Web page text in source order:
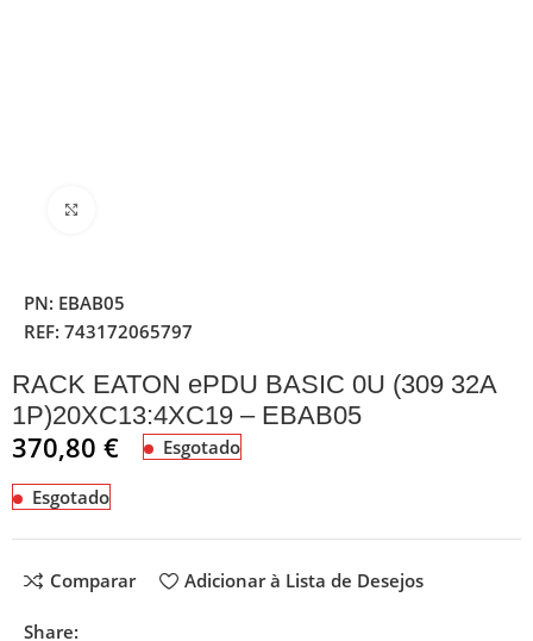
PN: EBAB05
REF:743172065797
RACK EATON ePDU BASIC 0U (309 32A
1P)20XC13:4XC19 – EBAB05
370,80€ Esgotado
Esgotado
Comparar Adicionar à Lista de Desejos
Share: